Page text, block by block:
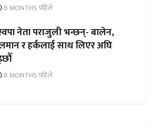
8 MONTHS पहिले
नेता पराजुली भन्छन्- बालेन,
र हर्कलाई साथ लिएर अघि
8 MONTHS पहिले